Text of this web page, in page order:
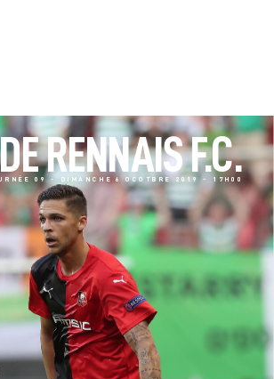
09 - DIMANCHE 6 OCOTBRE 2019 - 17H00
RENNAIS F.C.